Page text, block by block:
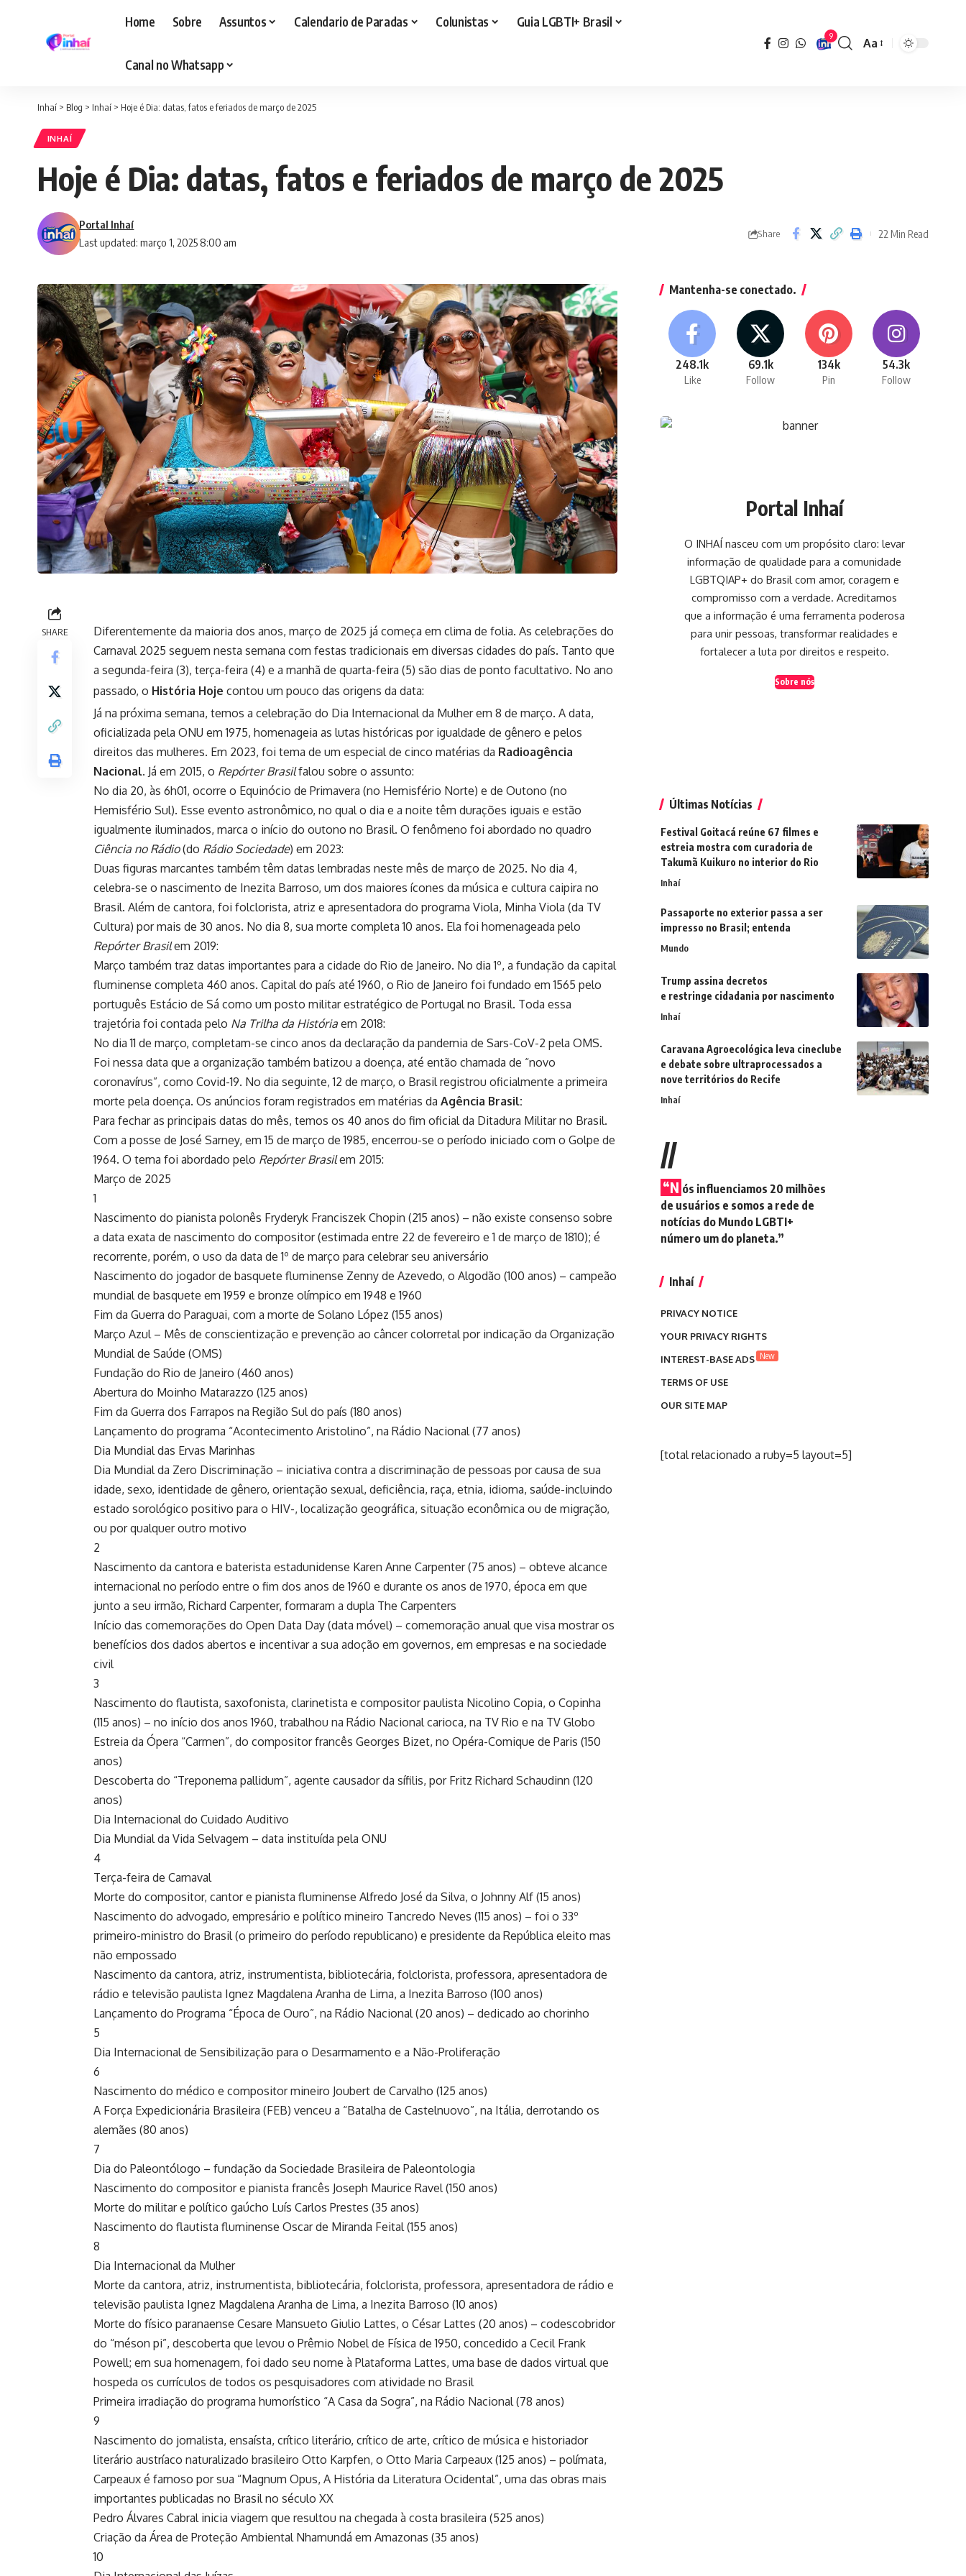
Home Sobre Assuntos Calendario de Paradas Colunistas Guia LGBTI+ Brasil
Canal no Whatsapp
9
Font
Aa
Inhaí > Blog > Inhaí > Hoje é Dia: datas, fatos e feriados de março de 2025
INHAÍ
Hoje é Dia: datas, fatos e feriados de março de 2025
Last updated: março 1, 2025 8:00 am
Portal Inhaí
Share 22 Min Read
SHARE
Diferentemente da maioria dos anos, março de 2025 já começa em clima de folia. As celebrações do
Carnaval 2025 seguem nesta semana com festas tradicionais em diversas cidades do país. Tanto que
a segunda-feira (3), terça-feira (4) e a manhã de quarta-feira (5) são dias de ponto facultativo. No ano
passado, o História Hoje contou um pouco das origens da data:
Já na próxima semana, temos a celebração do Dia Internacional da Mulher em 8 de março. A data,
oficializada pela ONU em 1975, homenageia as lutas históricas por igualdade de gênero e pelos
direitos das mulheres. Em 2023, foi tema de um especial de cinco matérias da Radioagência
Nacional. Já em 2015, o Repórter Brasilfalou sobre o assunto:
No dia 20, às 6h01, ocorre o Equinócio de Primavera (no Hemisfério Norte) e de Outono (no
Hemisfério Sul). Esse evento astronômico, no qual o dia e a noite têm durações iguais e estão
igualmente iluminados, marca o início do outono no Brasil. O fenômeno foi abordado no quadro
Ciência no Rádio(do Rádio Sociedade) em 2023:
Duas figuras marcantes também têm datas lembradas neste mês de março de 2025. No dia 4,
celebra-se o nascimento de Inezita Barroso, um dos maiores ícones da música e cultura caipira no
Brasil. Além de cantora, foi folclorista, atriz e apresentadora do programa Viola, Minha Viola (da TV
Cultura) por mais de 30 anos. No dia 8, sua morte completa 10 anos. Ela foi homenageada pelo
Repórter Brasilem 2019:
Março também traz datas importantes para a cidade do Rio de Janeiro. No dia 1º, a fundação da capital
fluminense completa 460 anos. Capital do país até 1960, o Rio de Janeiro foi fundado em 1565 pelo
português Estácio de Sá como um posto militar estratégico de Portugal no Brasil. Toda essa
trajetória foi contada pelo Na Trilha da História em 2018:
No dia 11 de março, completam-se cinco anos da declaração da pandemia de Sars-CoV-2 pela OMS.
Foi nessa data que a organização também batizou a doença, até então chamada de “novo
coronavírus”, como Covid-19. No dia seguinte, 12 de março, o Brasil registrou oficialmente a primeira
morte pela doença. Os anúncios foram registrados em matérias da Agência Brasil:
Para fechar as principais datas do mês, temos os 40 anos do fim oficial da Ditadura Militar no Brasil.
Com a posse de José Sarney, em 15 de março de 1985, encerrou-se o período iniciado com o Golpe de
1964. O tema foi abordado pelo Repórter Brasilem 2015:
Março de 2025
1
Nascimento do pianista polonês Fryderyk Franciszek Chopin (215 anos) – não existe consenso sobre
a data exata de nascimento do compositor (estimada entre 22 de fevereiro e 1 de março de 1810); é
recorrente, porém, o uso da data de 1º de março para celebrar seu aniversário
Nascimento do jogador de basquete fluminense Zenny de Azevedo, o Algodão (100 anos) – campeão
mundial de basquete em 1959 e bronze olímpico em 1948 e 1960
Fim da Guerra do Paraguai, com a morte de Solano López (155 anos)
Março Azul – Mês de conscientização e prevenção ao câncer colorretal por indicação da Organização
Mundial de Saúde (OMS)
Fundação do Rio de Janeiro (460 anos)
Abertura do Moinho Matarazzo (125 anos)
Fim da Guerra dos Farrapos na Região Sul do país (180 anos)
Lançamento do programa “Acontecimento Aristolino”, na Rádio Nacional (77 anos)
Dia Mundial das Ervas Marinhas
Dia Mundial da Zero Discriminação – iniciativa contra a discriminação de pessoas por causa de sua
idade, sexo, identidade de gênero, orientação sexual, deficiência, raça, etnia, idioma, saúde-incluindo
estado sorológico positivo para o HIV-, localização geográfica, situação econômica ou de migração,
ou por qualquer outro motivo
2
Nascimento da cantora e baterista estadunidense Karen Anne Carpenter (75 anos) – obteve alcance
internacional no período entre o fim dos anos de 1960 e durante os anos de 1970, época em que
junto a seu irmão, Richard Carpenter, formaram a dupla The Carpenters
Início das comemorações do Open Data Day (data móvel) – comemoração anual que visa mostrar os
benefícios dos dados abertos e incentivar a sua adoção em governos, em empresas e na sociedade
civil
3
Nascimento do flautista, saxofonista, clarinetista e compositor paulista Nicolino Copia, o Copinha
(115 anos) – no início dos anos 1960, trabalhou na Rádio Nacional carioca, na TV Rio e na TV Globo
Estreia da Ópera “Carmen”, do compositor francês Georges Bizet, no Opéra-Comique de Paris (150
anos)
Descoberta do “Treponema pallidum”, agente causador da sífilis, por Fritz Richard Schaudinn (120
anos)
Dia Internacional do Cuidado Auditivo
Dia Mundial da Vida Selvagem – data instituída pela ONU
4
Terça-feira de Carnaval
Morte do compositor, cantor e pianista fluminense Alfredo José da Silva, o Johnny Alf (15 anos)
Nascimento do advogado, empresário e político mineiro Tancredo Neves (115 anos) – foi o 33º
primeiro-ministro do Brasil (o primeiro do período republicano) e presidente da República eleito mas
não empossado
Nascimento da cantora, atriz, instrumentista, bibliotecária, folclorista, professora, apresentadora de
rádio e televisão paulista Ignez Magdalena Aranha de Lima, a Inezita Barroso (100 anos)
Lançamento do Programa “Época de Ouro”, na Rádio Nacional (20 anos) – dedicado ao chorinho
5
Dia Internacional de Sensibilização para o Desarmamento e a Não-Proliferação
6
Nascimento do médico e compositor mineiro Joubert de Carvalho (125 anos)
A Força Expedicionária Brasileira (FEB) venceu a “Batalha de Castelnuovo”, na Itália, derrotando os
alemães (80 anos)
7
Dia do Paleontólogo – fundação da Sociedade Brasileira de Paleontologia
Nascimento do compositor e pianista francês Joseph Maurice Ravel (150 anos)
Morte do militar e político gaúcho Luís Carlos Prestes (35 anos)
Nascimento do flautista fluminense Oscar de Miranda Feital (155 anos)
8
Dia Internacional da Mulher
Morte da cantora, atriz, instrumentista, bibliotecária, folclorista, professora, apresentadora de rádio e
televisão paulista Ignez Magdalena Aranha de Lima, a Inezita Barroso (10 anos)
Morte do físico paranaense Cesare Mansueto Giulio Lattes, o César Lattes (20 anos) – codescobridor
do “méson pi”, descoberta que levou o Prêmio Nobel de Física de 1950, concedido a Cecil Frank
Powell; em sua homenagem, foi dado seu nome à Plataforma Lattes, uma base de dados virtual que
hospeda os currículos de todos os pesquisadores com atividade no Brasil
Primeira irradiação do programa humorístico “A Casa da Sogra”, na Rádio Nacional (78 anos)
9
Nascimento do jornalista, ensaísta, crítico literário, crítico de arte, crítico de música e historiador
literário austríaco naturalizado brasileiro Otto Karpfen, o Otto Maria Carpeaux (125 anos) – polímata,
Carpeaux é famoso por sua “Magnum Opus, A História da Literatura Ocidental”, uma das obras mais
importantes publicadas no Brasil no século XX
Pedro Álvares Cabral inicia viagem que resultou na chegada à costa brasileira (525 anos)
Criação da Área de Proteção Ambiental Nhamundá em Amazonas (35 anos)
10
Mantenha-se conectado.
248.1k
Like
69.1k
Follow
134k
Pin
54.3k
Follow
Portal Inhaí
O INHAÍ nasceu com um propósito claro: levar
informação de qualidade para a comunidade
LGBTQIAP+ do Brasil com amor, coragem e
compromisso com a verdade. Acreditamos
que a informação é uma ferramenta poderosa
para unir pessoas, transformar realidades e
fortalecer a luta por direitos e respeito.
Sobre nós
Últimas Notícias
Festival Goitacá reúne 67 filmes e
estreia mostra com curadoria de
Takumã Kuikuro no interior do Rio
Inhaí
Passaporte no exterior passa a ser
impresso no Brasil; entenda
Mundo
Trump assina decretos
e restringe cidadania por nascimento
Inhaí
Caravana Agroecológica leva cineclube
e debate sobre ultraprocessados a
nove territórios do Recife
Inhaí
//
“N ós influenciamos 20 milhões
de usuários e somos a rede de
notícias do Mundo LGBTI+
número um do planeta.”
Inhaí
PRIVACY NOTICE
YOUR PRIVACY RIGHTS
INTEREST-BASE ADS New
TERMS OF USE
OUR SITE MAP
[total relacionado a ruby=5 layout=5]